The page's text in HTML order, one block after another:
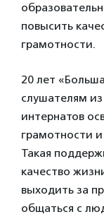
повысить
грамотности.
20 лет
слушателям
интернатов
грамотности
Такая
качество
выходить за
общаться с